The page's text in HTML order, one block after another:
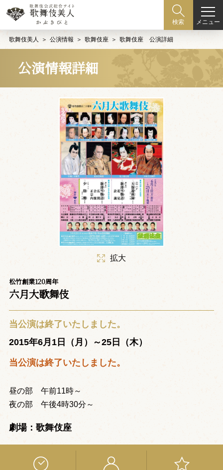
検索 メニュー
歌舞伎美人 公演情報 歌舞伎座 歌舞伎座 公演詳細
公演情報詳細
拡大
松竹創業120周年
六月大歌舞伎
当公演は終了いたしました。
2015年6月1日（月）～25日（木）
当公演は終了いたしました。
昼の部 午前11時～
夜の部 午後4時30分～
劇場：歌舞伎座